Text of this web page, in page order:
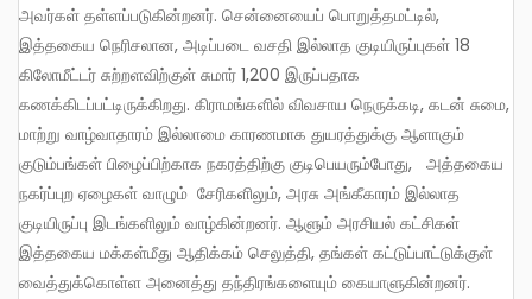
அவர்கள் தள்ளப்படுகின்றனர். சென்னையைப் பொறுத்தமட்டில்,
இத்தகைய நெரிசலான, அடிப்படை வசதி இல்லாத குடியிருப்புகள் 18
கிலோமீட்டர் சுற்றளவிற்குள் சுமார் 1,200 இருப்பதாக
கணக்கிடப்பட்டிருக்கிறது. கிராமங்களில் விவசாய நெருக்கடி, கடன் சுமை,
மாற்று வாழ்வாதாரம் இல்லாமை காரணமாக துயரத்துக்கு ஆளாகும்
குடும்பங்கள் பிழைப்பிற்காக நகரத்திற்கு குடிபெயரும்போது, அத்தகைய
நகர்ப்புற ஏழைகள் வாழும் சேரிகளிலும், அரசு அங்கீகாரம் இல்லாத
குடியிருப்பு இடங்களிலும் வாழ்கின்றனர். ஆளும் அரசியல் கட்சிகள்
இத்தகைய மக்கள்மீது ஆதிக்கம் செலுத்தி, தங்கள் கட்டுப்பாட்டுக்குள்
வைத்துக்கொள்ள அனைத்து தந்திரங்களையும் கையாளுகின்றனர்.